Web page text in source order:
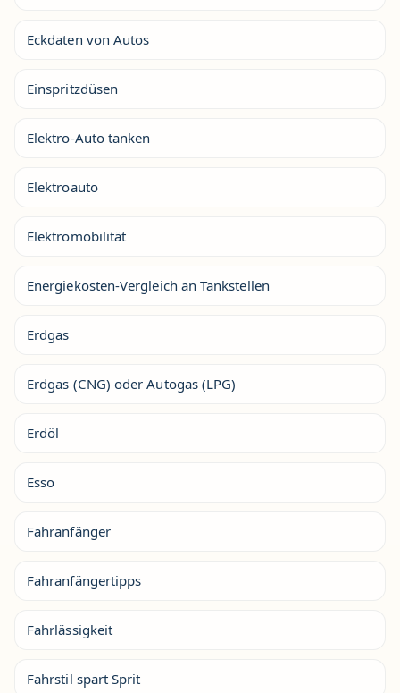
Eckdaten von Autos
Einspritzdüsen
Elektro-Auto tanken
Elektroauto
Elektromobilität
Energiekosten-Vergleich an Tankstellen
Erdgas
Erdgas (CNG) oder Autogas (LPG)
Erdöl
Esso
Fahranfänger
Fahranfängertipps
Fahrlässigkeit
Fahrstil spart Sprit